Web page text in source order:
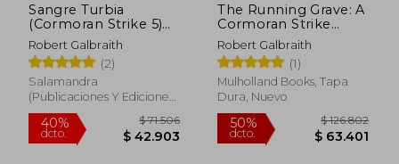
Sangre Turbia
(Cormoran Strike 5)
(en Euskera)
Robert Galbraith
(2)
Salamandra
(Publicaciones Y Ediciones
Salamandra, S.A.), 2023, 1
Edición, Tapa Blanda,
Nuevo
The Running Grave: A
Cormoran Strike
Novel (a Cormoran
Strike Novel, 7) (en
Inglés)
Robert Galbraith
(1)
Mulholland Books, Tapa
Dura, Nuevo